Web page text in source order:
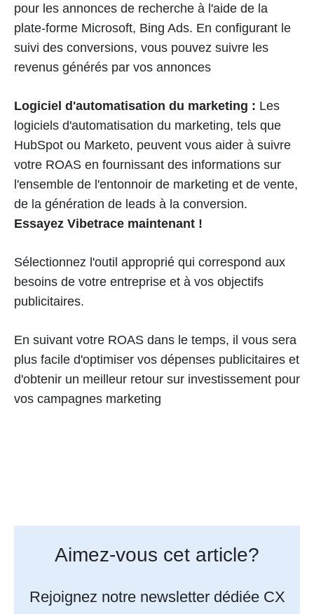
pour les annonces de recherche à l'aide de la
plate-forme Microsoft, Bing Ads. En configurant le
suivi des conversions, vous pouvez suivre les
revenus générés par vos annonces
Logiciel d'automatisation du marketing : Les
logiciels d'automatisation du marketing, tels que
HubSpot ou Marketo, peuvent vous aider à suivre
votre ROAS en fournissant des informations sur
l'ensemble de l'entonnoir de marketing et de vente,
de la génération de leads à la conversion.
Essayez Vibetrace maintenant !
Sélectionnez l'outil approprié qui correspond aux
besoins de votre entreprise et à vos objectifs
publicitaires.
En suivant votre ROAS dans le temps, il vous sera
plus facile d'optimiser vos dépenses publicitaires et
d'obtenir un meilleur retour sur investissement pour
vos campagnes marketing
Aimez-vous cet article?
Rejoignez notre newsletter dédiée CX